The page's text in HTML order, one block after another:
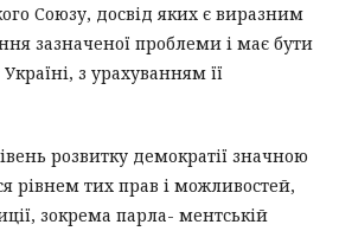
Союзу, досвід яких є виразним
зазначеної проблеми і має бути
з урахуванням її
розвитку демократії значною
рівнем тих прав і можливостей,
зокрема парла- ментській